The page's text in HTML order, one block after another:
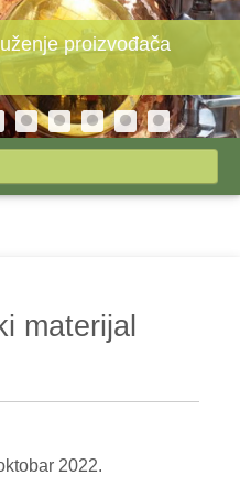
proizvođača
materijal
2022.